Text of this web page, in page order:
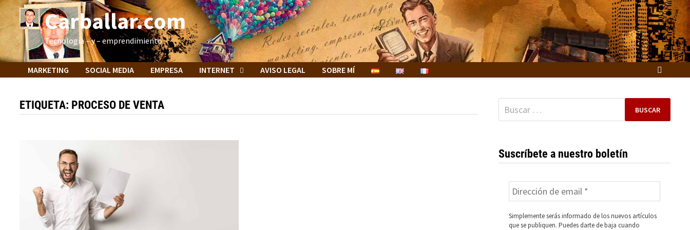
Saltar
contenido Carballar.com
Tecnología – y – emprendimiento
MARKETING SOCIAL MEDIA EMPRESA INTERNET AVISO LEGAL SOBRE MÍ
ETIQUETA: PROCESO DE VENTA Buscar:
Suscríbete a nuestro boletín
Simplemente serás informado de los nuevos artículos
que se publiquen. Puedes darte de baja cuando